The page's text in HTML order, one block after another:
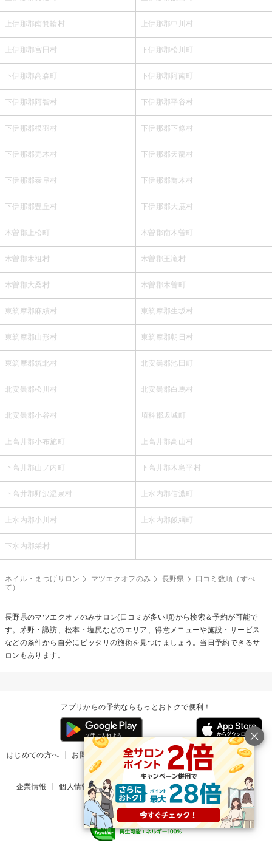
上伊那郡南箕輪村 上伊那郡中川村
上伊那郡宮田村 下伊那郡松川町
下伊那郡高森町 下伊那郡阿南町
下伊那郡阿智村 下伊那郡平谷村
下伊那郡根羽村 下伊那郡下條村
下伊那郡売木村 下伊那郡天龍村
下伊那郡泰阜村 下伊那郡喬木村
下伊那郡豊丘村 下伊那郡大鹿村
木曽郡上松町 木曽郡南木曽町
木曽郡木祖村 木曽郡王滝村
木曽郡大桑村 木曽郡木曽町
東筑摩郡麻績村 東筑摩郡生坂村
東筑摩郡山形村 東筑摩郡朝日村
東筑摩郡筑北村 北安曇郡池田町
北安曇郡松川村 北安曇郡白馬村
北安曇郡小谷村 埴科郡坂城町
上高井郡小布施町 上高井郡高山村
下高井郡山ノ内町 下高井郡木島平村
下高井郡野沢温泉村 上水内郡信濃町
上水内郡小川村 上水内郡飯綱町
下水内郡栄村
ネイル・まつげサロン マツエクオフのみ 長野県
口コミ数順（すべ
て）
長野県のマツエクオフのみサロン(口コミが多い順)から検索＆予約が可能で
す。茅野・諏訪、松本・塩尻などのエリア、得意メニューや施設・サービス
などの条件から自分にピッタリの施術を見つけましょう。当日予約できるサ
ロンもあります。
アプリからの予約ならもっとおトクで便利！
はじめての方へ お問い合わせ ヘルプ リリース情報
利用規約
掲載ご希望のサロン様
企業情報 個人情報保護方針 楽天のサービス一覧 アプリ一覧
© Rakuten Group, Inc.